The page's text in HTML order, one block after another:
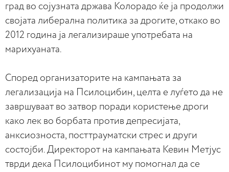
град во сојузната држава Колорадо ќе ја продолжи
својата либерална политика за дрогите, откако во
2012 година ја легализираше употребата на
марихуаната.
Според организаторите на кампањата за
легализација на Псилоцибин, целта е луѓето да не
завршуваат во затвор поради користење дроги
како лек во борбата против депресијата,
анксиозноста, посттрауматски стрес и други
состојби. Директорот на кампањата Кевин Метјус
тврди дека Псилоцибинот му помогнал да се